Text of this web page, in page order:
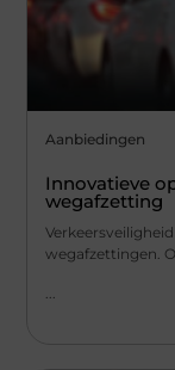
Aanbiedingen
Innovatieve
wegafzetting
wegafzettingen.